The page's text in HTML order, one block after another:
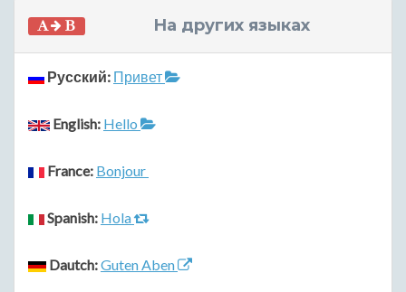
На других языках
Русский: Привет
English: Hello
France: Bonjour
Spanish: Hola
Dautch:Guten Aben